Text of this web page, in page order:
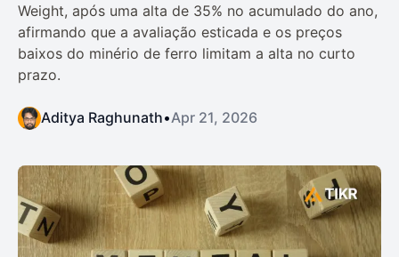
Weight, após uma alta de 35% no acumulado do ano,
afirmando que a avaliação esticada e os preços
baixos do minério de ferro limitam a alta no curto
prazo.
Aditya Raghunath•Apr 21, 2026